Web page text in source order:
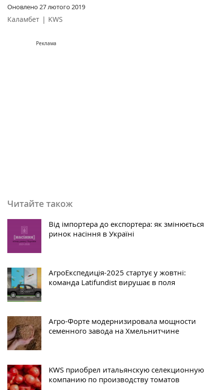
Оновлено 27 лютого 2019
Каламбет | KWS
Реклама
Читайте також
Від імпортера до експортера: як змінюється
ринок насіння в Україні
АгроЕкспедиція-2025 стартує у жовтні:
команда Latifundist вирушає в поля
Агро-Форте модернизировала мощности
семенного завода на Хмельнитчине
KWS приобрел итальянскую селекционную
компанию по производству томатов